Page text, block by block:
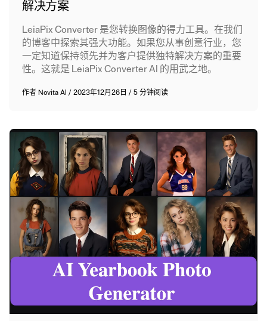
解决方案
LeiaPix Converter 是您转换图像的得力工具。在我们
的博客中探索其强大功能。如果您从事创意行业，您
一定知道保持领先并为客户提供独特解决方案的重要
性。这就是 LeiaPix Converter AI 的用武之地。
作者 Novita AI /2023年12月26日/5 分钟阅读